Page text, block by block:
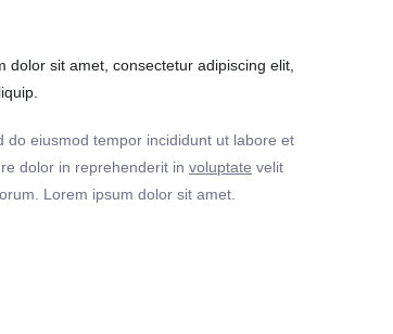
dolor sit amet, consectetur adipiscing elit,
do eiusmod tempor incididunt ut labore et
dolor in reprehenderit in voluptate velit
Lorem ipsum dolor sit amet.